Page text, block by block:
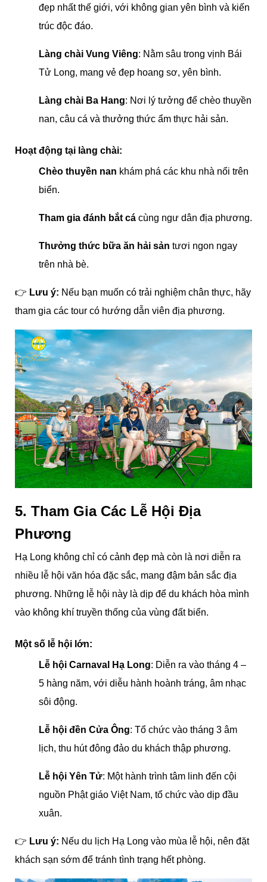
đẹp nhất thế giới, với không gian yên bình và kiến
trúc độc đáo.
Làng chài Vung Viêng: Nằm sâu trong vịnh Bái
Tử Long, mang vẻ đẹp hoang sơ, yên bình.
Làng chài Ba Hang: Nơi lý tưởng để chèo thuyền
nan, câu cá và thưởng thức ẩm thực hải sản.
Hoạt động tại làng chài:
Chèo thuyền nan khám phá các khu nhà nổi trên
biển.
Tham gia đánh bắt cá cùng ngư dân địa phương.
Thưởng thức bữa ăn hải sản tươi ngon ngay
trên nhà bè.
👉 Lưu ý: Nếu bạn muốn có trải nghiệm chân thực, hãy
tham gia các tour có hướng dẫn viên địa phương.
5. Tham Gia Các Lễ Hội Địa
Phương
Hạ Long không chỉ có cảnh đẹp mà còn là nơi diễn ra
nhiều lễ hội văn hóa đặc sắc, mang đậm bản sắc địa
phương. Những lễ hội này là dịp để du khách hòa mình
vào không khí truyền thống của vùng đất biển.
Một số lễ hội lớn:
Lễ hội Carnaval Hạ Long: Diễn ra vào tháng 4 –
5 hàng năm, với diễu hành hoành tráng, âm nhạc
sôi động.
Lễ hội đền Cửa Ông: Tổ chức vào tháng 3 âm
lịch, thu hút đông đảo du khách thập phương.
Lễ hội Yên Tử: Một hành trình tâm linh đến cội
nguồn Phật giáo Việt Nam, tổ chức vào dịp đầu
xuân.
👉 Lưu ý: Nếu du lịch Hạ Long vào mùa lễ hội, nên đặt
khách sạn sớm để tránh tình trạng hết phòng.